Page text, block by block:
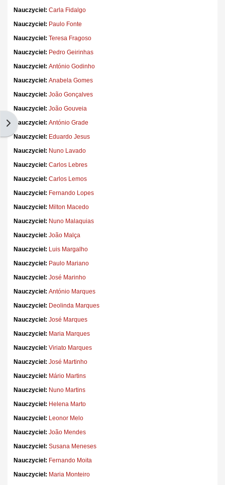
Otwórz szufladę bloków
Nauczyciel:Carla Fidalgo
Nauczyciel: Paulo Fonte
Nauczyciel:Teresa Fragoso
Nauczyciel: Pedro Geirinhas
Nauczyciel:António Godinho
Nauczyciel:Anabela Gomes
Nauczyciel:João Gonçalves
Nauczyciel:João Gouveia
Nauczyciel:António Grade
Nauczyciel: Eduardo Jesus
Nauczyciel: Nuno Lavado
Nauczyciel:Carlos Lebres
Nauczyciel:Carlos Lemos
Nauczyciel: Fernando Lopes
Nauczyciel: Milton Macedo
Nauczyciel: Nuno Malaquias
Nauczyciel:João Malça
Nauczyciel: Luis Margalho
Nauczyciel: Paulo Mariano
Nauczyciel:José Marinho
Nauczyciel:António Marques
Nauczyciel: Deolinda Marques
Nauczyciel:José Marques
Nauczyciel: Maria Marques
Nauczyciel:Viriato Marques
Nauczyciel:José Martinho
Nauczyciel: Mário Martins
Nauczyciel: Nuno Martins
Nauczyciel: Helena Marto
Nauczyciel: Leonor Melo
Nauczyciel:João Mendes
Nauczyciel:Susana Meneses
Nauczyciel: Fernando Moita
Nauczyciel: Maria Monteiro